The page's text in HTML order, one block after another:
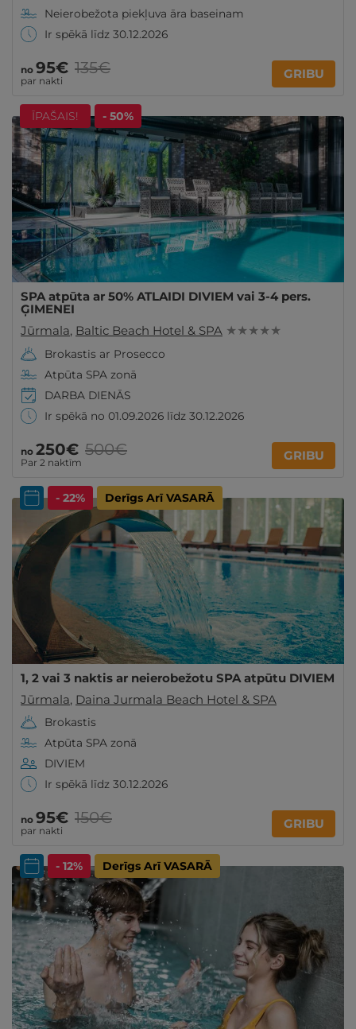
Neierobežota piekļuva āra baseinam
Ir spēkā līdz 30.12.2026
no 95€
par nakti
135€ GRIBU
ĪPAŠAIS! - 50%
SPA atpūta ar 50% ATLAIDI DIVIEM vai 3-4 pers.
ĢIMENEI
Jūrmala, Baltic Beach Hotel & SPA ★ ★ ★ ★ ★
Brokastis ar Prosecco
Atpūta SPA zonā
DARBA DIENĀS
Ir spēkā no 01.09.2026 līdz 30.12.2026
no 250€
Par 2 naktīm
500€ GRIBU
- 22% Derīgs Arī VASARĀ
1, 2 vai 3 naktis ar neierobežotu SPA atpūtu DIVIEM
Jūrmala, Daina Jurmala Beach Hotel & SPA
Brokastis
Atpūta SPA zonā
DIVIEM
Ir spēkā līdz 30.12.2026
no 95€
par nakti
150€ GRIBU
- 12% Derīgs Arī VASARĀ